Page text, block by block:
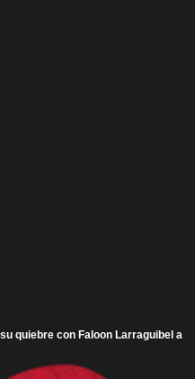
quiebre con Faloon Larraguibel a